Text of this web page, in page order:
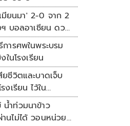
มียนมา' 2-0 จาก 2
บอลอาเซียน ดวล
ารศพในพระบรม
ในโรงเรียน
ชีวิตและบาดเจ็บ
งเรียน ไว้ใน
ห์ำท่วมนาข้าว
นไม่ได้ วอนหน่วย